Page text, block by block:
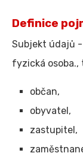
Definice
Subjekt údajů
fyzická osoba.,
občan,
obyvatel,
zastupitel,